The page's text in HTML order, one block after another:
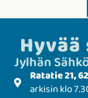
Jylhän
Ratatie 21,
arkisin klo